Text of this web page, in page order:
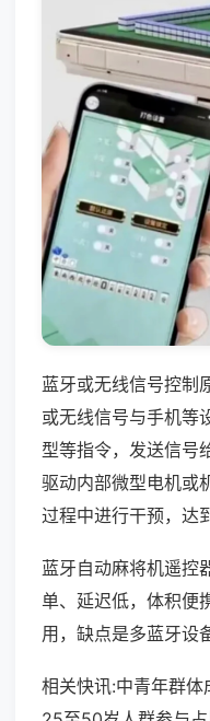
蓝牙或无线信号控制
或无线信号与手机等
型等指令，发送信号
驱动内部微型电机或
过程中进行干预，达
蓝牙自动麻将机遥控
单、延迟低，体积便
用，缺点是多蓝牙设
相关快讯:中青年群体